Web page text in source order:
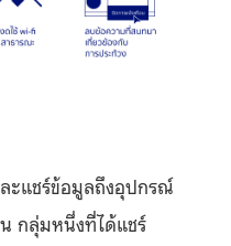
ะแชร์ข้อมูลถึงอุปกรณ์
กลุ่มหนึ่งที่ได้แชร์